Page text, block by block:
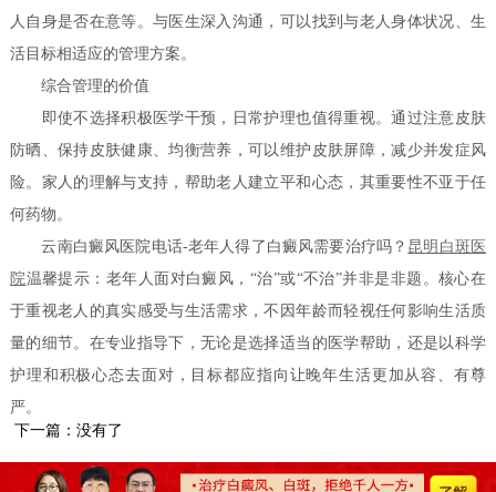
人自身是否在意等。与医生深入沟通，可以找到与老人身体状况、生
活目标相适应的管理方案。
综合管理的价值
即使不选择积极医学干预，日常护理也值得重视。通过注意皮肤
防晒、保持皮肤健康、均衡营养，可以维护皮肤屏障，减少并发症风
险。家人的理解与支持，帮助老人建立平和心态，其重要性不亚于任
何药物。
云南白癜风医院电话-老年人得了白癜风需要治疗吗？ 昆明白斑医
院温馨提示：老年人面对白癜风，“治”或“不治”并非是非题。核心在
于重视老人的真实感受与生活需求，不因年龄而轻视任何影响生活质
量的细节。在专业指导下，无论是选择适当的医学帮助，还是以科学
护理和积极心态去面对，目标都应指向让晚年生活更加从容、有尊
严。
下一篇：没有了